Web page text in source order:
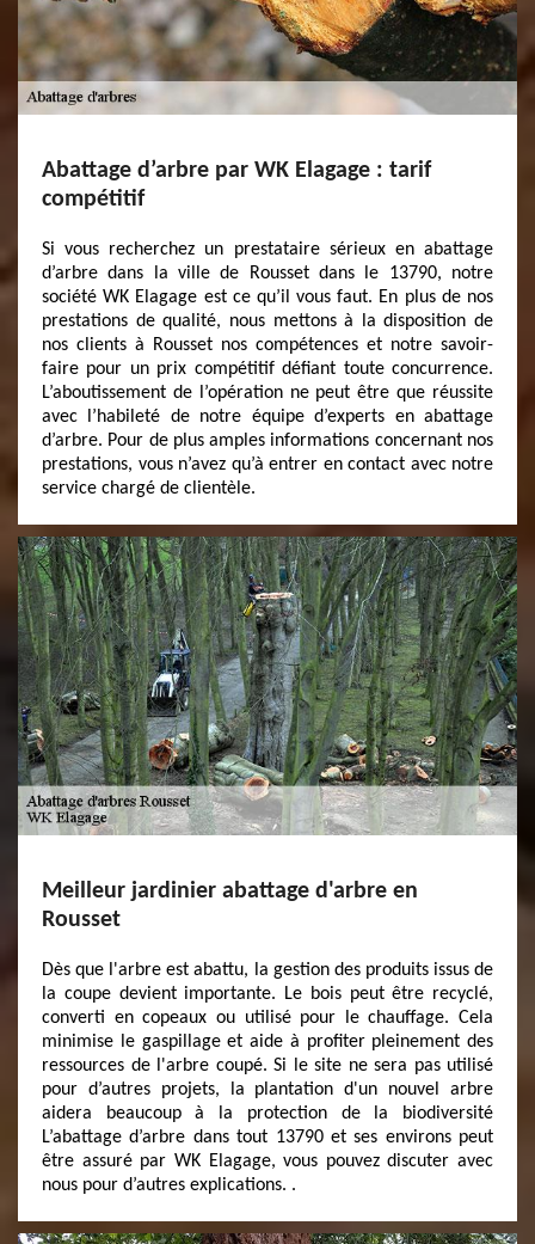
Abattage d’arbre par WK Elagage : tarif
compétitif
Si vous recherchez un prestataire sérieux en abattage
d’arbre dans la ville de Rousset dans le 13790, notre
société WK Elagage est ce qu’il vous faut. En plus de nos
prestations de qualité, nous mettons à la disposition de
nos clients à Rousset nos compétences et notre savoir-
faire pour un prix compétitif défiant toute concurrence.
L’aboutissement de l’opération ne peut être que réussite
avec l’habileté de notre équipe d’experts en abattage
d’arbre. Pour de plus amples informations concernant nos
prestations, vous n’avez qu’à entrer en contact avec notre
service chargé de clientèle.
Meilleur jardinier abattage d'arbre en
Rousset
Dès que l'arbre est abattu, la gestion des produits issus de
la coupe devient importante. Le bois peut être recyclé,
converti en copeaux ou utilisé pour le chauffage. Cela
minimise le gaspillage et aide à profiter pleinement des
ressources de l'arbre coupé. Si le site ne sera pas utilisé
pour d’autres projets, la plantation d'un nouvel arbre
aidera beaucoup à la protection de la biodiversité
L’abattage d’arbre dans tout 13790 et ses environs peut
être assuré par WK Elagage, vous pouvez discuter avec
nous pour d’autres explications. .